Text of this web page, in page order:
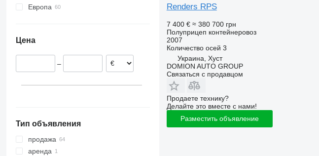
Киев
Европа
Словения
Сербия
Цена
–
Тип объявления
продажа
аренда
Renders RPS
7 400 € ≈ 380 700 грн
Полуприцеп контейнеровоз
2007
Количество осей 3
Украина, Хуст
DOMION AUTO GROUP
Связаться с продавцом
Продаете технику?
Делайте это вместе с нами!
Разместить объявление